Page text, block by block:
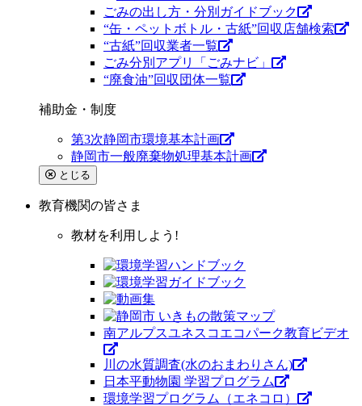
ごみの出し方・分別ガイドブック
“缶・ペットボトル・古紙”回収店舗検索
“古紙”回収業者一覧
ごみ分別アプリ「ごみナビ」
“廃食油”回収団体一覧
補助金・制度
第3次静岡市環境基本計画
静岡市一般廃棄物処理基本計画
とじる
教育機関の皆さま
教材を利用しよう!
南アルプスユネスコエコパーク教育ビデオ
川の水質調査(水のおまわりさん)
日本平動物園 学習プログラム
環境学習プログラム（エネコロ）